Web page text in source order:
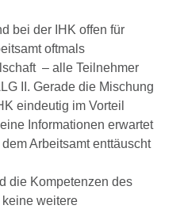
bei der IHK offen für
oftmals
– alle Teilnehmer
II. Gerade die Mischung
eindeutig im Vorteil
Informationen erwartet
Arbeitsamt enttäuscht
die Kompetenzen des
weitere